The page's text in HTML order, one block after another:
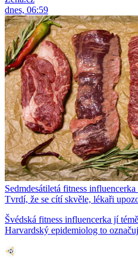
dnes, 06:59
Sedmdesátiletá fitness
Tvrdí, že se cítí skvěle, lékaři
Švédská fitness influencerka jí
Harvardský epidemiolog to